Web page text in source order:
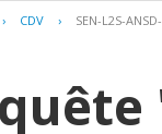
› CDV › SEN-L2S-